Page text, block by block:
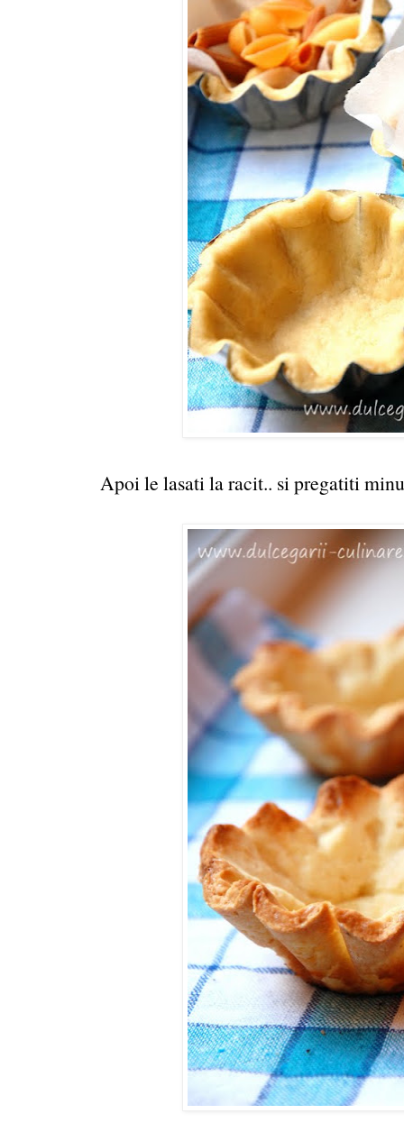
Apoi le lasati la racit.. si pregatiti